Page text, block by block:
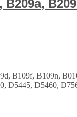
B109f, B109n,
D5445, D5460,